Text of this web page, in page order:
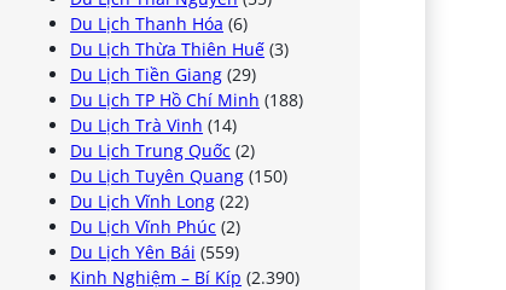
Du Lịch Thanh Hóa (6)
Du Lịch Thừa Thiên Huế (3)
Du Lịch Tiền Giang (29)
Du Lịch TP Hồ Chí Minh (188)
Du Lịch Trà Vinh (14)
Du Lịch Trung Quốc (2)
Du Lịch Tuyên Quang (150)
Du Lịch Vĩnh Long (22)
Du Lịch Vĩnh Phúc (2)
Du Lịch Yên Bái (559)
Kinh Nghiệm – Bí Kíp (2.390)